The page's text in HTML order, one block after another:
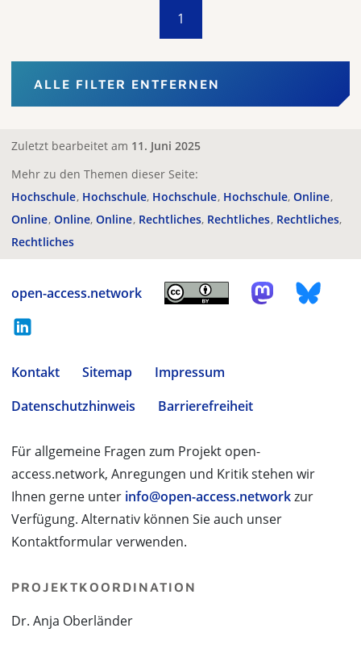
1
ALLE FILTER ENTFERNEN
Zuletzt bearbeitet am 11. Juni 2025
Mehr zu den Themen dieser Seite:
Hochschule Hochschule Hochschule Hochschule Online
Online Online Online Rechtliches Rechtliches Rechtliches
Rechtliches
open-access.network
Kontakt Sitemap
Impressum
Datenschutzhinweis
Barrierefreiheit
Für allgemeine Fragen zum Projekt open-
access.network, Anregungen und Kritik stehen wir
Ihnen gerne unter info@open-access.networkzur
Verfügung. Alternativ können Sie auch unser
Kontaktformular verwenden.
PROJEKTKOORDINATION
Dr. Anja Oberländer